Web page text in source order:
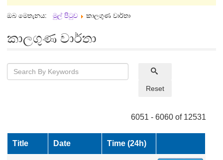
ඔබ මෙතැනය: මුල් පිටුව කාලගුණ වාර්තා
කාලගුණ වාර්තා
Reset
6051 - 6060 of 12531
Title Date Time (24h)